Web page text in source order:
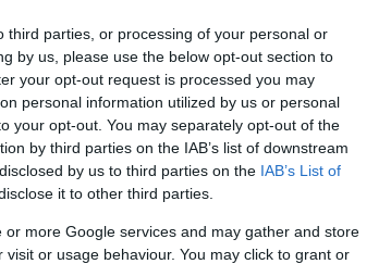
parties, or processing of your personal or
by us, please use the below opt-out section to
your opt-out request is processed you may
personal information utilized by us or personal
your opt-out. You may separately opt-out of the
by third parties on the IAB’s list of downstream
by us to third parties on the IAB’s List of
it to other third parties.
more Google services and may gather and store
or usage behaviour. You may click to grant or